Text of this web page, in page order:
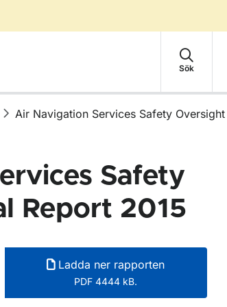
Sök
Air Navigation Services Safety
Safety
Report 2015
Ladda ner rapporten
PDF 4444 kB.